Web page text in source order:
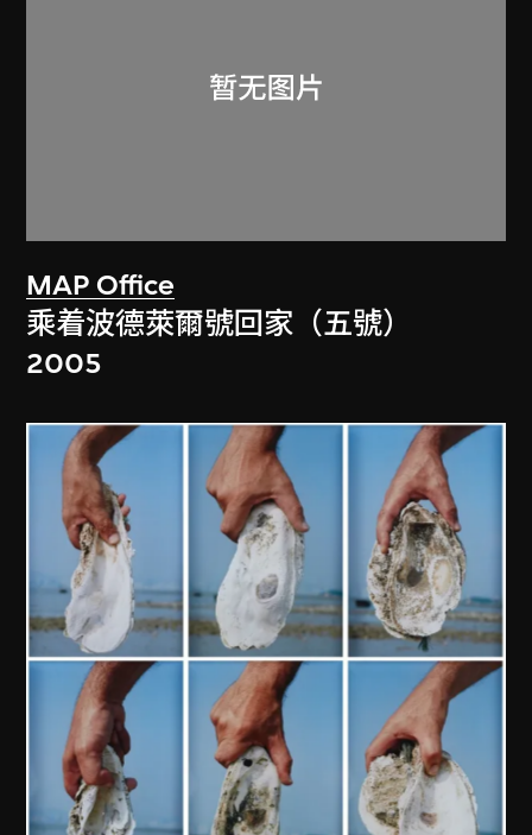
MAP Office
乘着波德萊爾號回家（五號）
2005